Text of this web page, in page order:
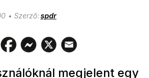
spdr
megjelent egy